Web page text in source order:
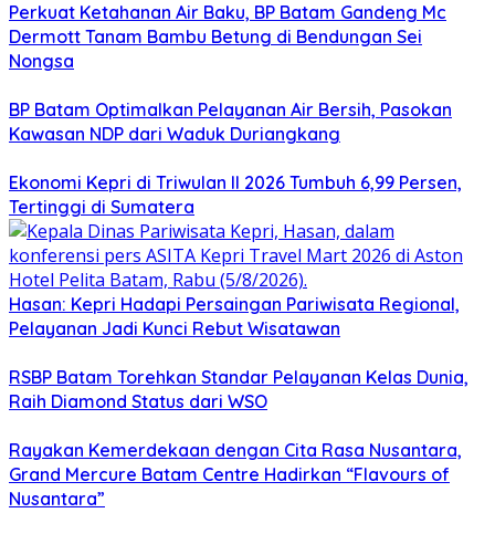
Perkuat Ketahanan Air Baku, BP Batam Gandeng Mc
Dermott Tanam Bambu Betung di Bendungan Sei
Nongsa
BP Batam Optimalkan Pelayanan Air Bersih, Pasokan
Kawasan NDP dari Waduk Duriangkang
Ekonomi Kepri di Triwulan II 2026 Tumbuh 6,99 Persen,
Tertinggi di Sumatera
Hasan: Kepri Hadapi Persaingan Pariwisata Regional,
Pelayanan Jadi Kunci Rebut Wisatawan
RSBP Batam Torehkan Standar Pelayanan Kelas Dunia,
Raih Diamond Status dari WSO
Rayakan Kemerdekaan dengan Cita Rasa Nusantara,
Grand Mercure Batam Centre Hadirkan “Flavours of
Nusantara”